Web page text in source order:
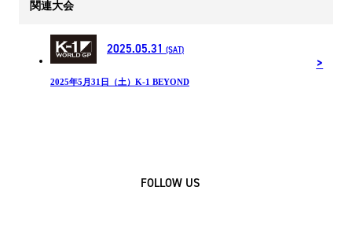
関連大会
2025.05.31 (SAT)
2025年5月31日（土）K-1 BEYOND
FOLLOW US